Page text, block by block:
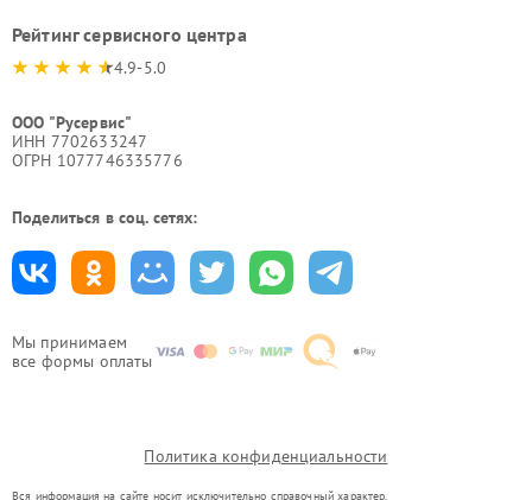
Мы принимаем
все формы оплаты
Рейтинг сервисного центра
4.9-5.0
ООО "Русервис"
ИНН 7702633247
ОГРН 1077746335776
Поделиться в соц. сетях:
Политика конфиденциальности
Вся информация на сайте носит исключительно справочный характер.